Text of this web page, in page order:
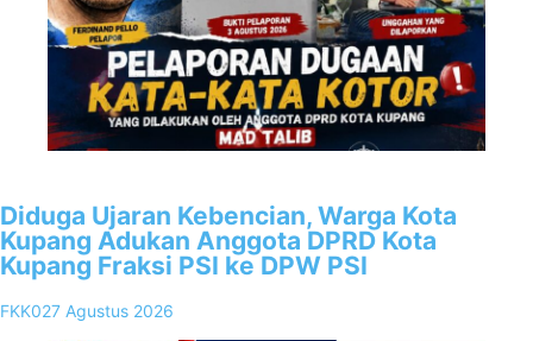
Diduga Ujaran Kebencian, Warga Kota
Kupang Adukan Anggota DPRD Kota
Kupang Fraksi PSI ke DPW PSI
FKK027 Agustus 2026